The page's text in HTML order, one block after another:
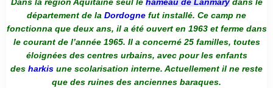
département de la Dordogne fut installé. Ce camp ne
fonctionna que deux ans, il a été ouvert en 1963 et ferme dans
le courant de l’année 1965. Il a concerné 25 familles, toutes
éloignées des centres urbains, avec pour les enfants
des harkis une scolarisation interne. Actuellement il ne reste
que des ruines des anciennes baraques.